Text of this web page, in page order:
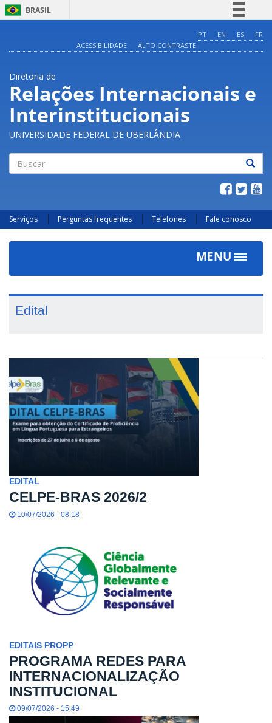
BRASIL
Comunica BR
Acesso à informação
Legislação
Canais
PT EN ES
FR
ACESSIBILIDADE
ALTO CONTRASTE
Diretoria de
Relações Internacionais e
Interinstitucionais
UNIVERSIDADE FEDERAL DE UBERLÂNDIA
Serviços Perguntas frequentes Telefones Fale conosco
MENU
Toggle
Edital
EDITAL
CELPE-BRAS 2026/2
10/07/2026 - 08:18
EDITAIS PROPP
PROGRAMA REDES PARA
INTERNACIONALIZAÇÃO
INSTITUCIONAL
09/07/2026 - 15:49